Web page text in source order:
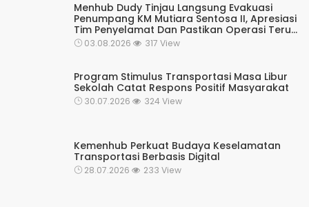
Menhub Dudy Tinjau Langsung Evakuasi
Penumpang KM Mutiara Sentosa II, Apresiasi
Tim Penyelamat Dan Pastikan Operasi Terus
Berjalan
03.08.2026 317 View
Program Stimulus Transportasi Masa Libur
Sekolah Catat Respons Positif Masyarakat
30.07.2026 324 View
Kemenhub Perkuat Budaya Keselamatan
Transportasi Berbasis Digital
28.07.2026 233 View